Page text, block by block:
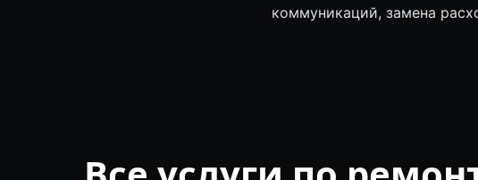
коммуникаций, замена